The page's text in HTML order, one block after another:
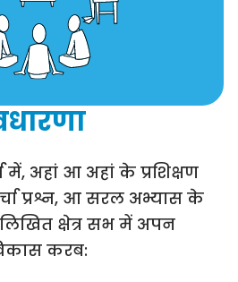
में, अहां आ अहां के प्रशिक्षण
प्रश्न, आ सरल अभ्यास के
क्षेत्र सभ में अपन
करब: